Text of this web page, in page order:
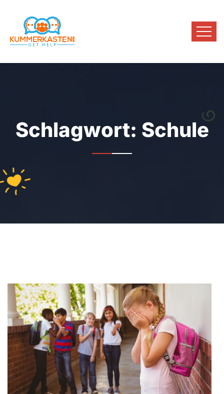
Schlagwort: Schule